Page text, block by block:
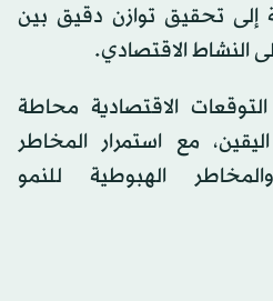
إلى تحقيق توازن دقيق بين
النشاط الاقتصادي.
الاقتصادية محاطة
مع استمرار المخاطر
الهبوطية للنمو